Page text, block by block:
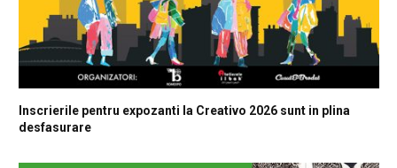
Inscrierile pentru expozanti la Creativo 2026 sunt in plina
desfasurare